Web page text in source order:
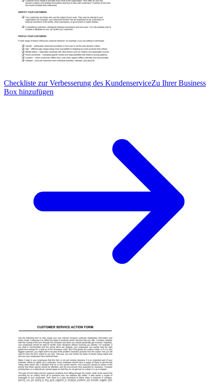
Checkliste zur Verbesserung des KundenserviceZu Ihrer Business
Box hinzufügen